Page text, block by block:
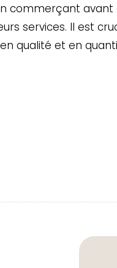
commerçant
services. Il est
qualité et en